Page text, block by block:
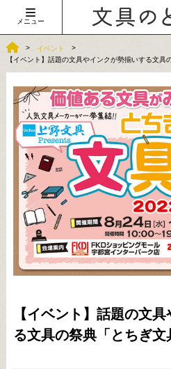
メニュー
イベント
【イベント】話題の文具やインクが勢揃いする文具
【イベント】話題の文
る文具の祭典「とちぎ文